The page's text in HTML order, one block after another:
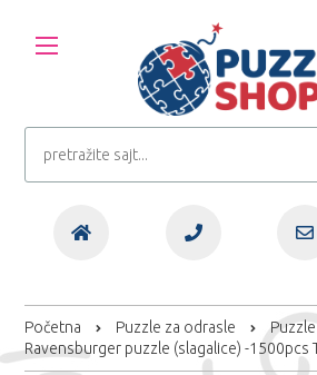
Početna Puzzle za odrasle
Ravensburger puzzle (slagalice) -1500pcs